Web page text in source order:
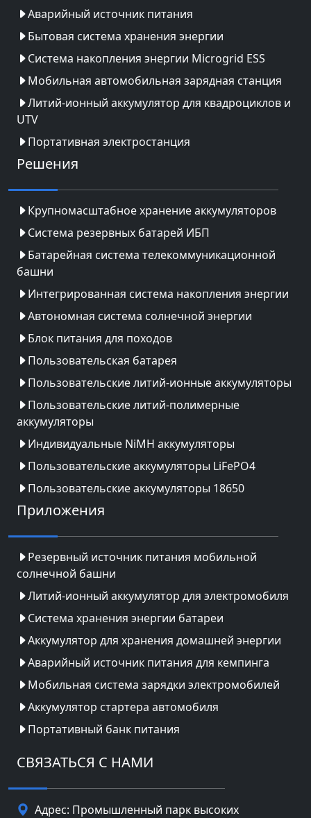
Аварийный источник питания
Бытовая система хранения энергии
Система накопления энергии Microgrid ESS
Мобильная автомобильная зарядная станция
Литий-ионный аккумулятор для квадроциклов и
UTV
Портативная электростанция
Решения
Крупномасштабное хранение аккумуляторов
Система резервных батарей ИБП
Батарейная система телекоммуникационной
башни
Интегрированная система накопления энергии
Автономная система солнечной энергии
Блок питания для походов
Пользовательская батарея
Пользовательские литий-ионные аккумуляторы
Пользовательские литий-полимерные
аккумуляторы
Индивидуальные NiMH аккумуляторы
Пользовательские аккумуляторы LiFePO4
Пользовательские аккумуляторы 18650
Приложения
Резервный источник питания мобильной
солнечной башни
Литий-ионный аккумулятор для электромобиля
Система хранения энергии батареи
Аккумулятор для хранения домашней энергии
Аварийный источник питания для кемпинга
Мобильная система зарядки электромобилей
Аккумулятор стартера автомобиля
Портативный банк питания
СВЯЗАТЬСЯ С НАМИ
Адрес: Промышленный парк высоких